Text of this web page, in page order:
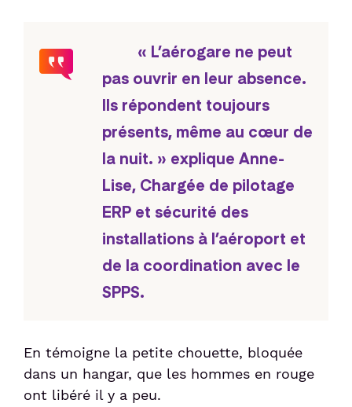
« L’aérogare ne peut
pas ouvrir en leur absence.
Ils répondent toujours
présents, même au cœur de
la nuit. » explique Anne-
Lise, Chargée de pilotage
ERP et sécurité des
installations à l’aéroport et
de la coordination avec le
SPPS.
En témoigne la petite chouette, bloquée
dans un hangar, que les hommes en rouge
ont libéré il y a peu.